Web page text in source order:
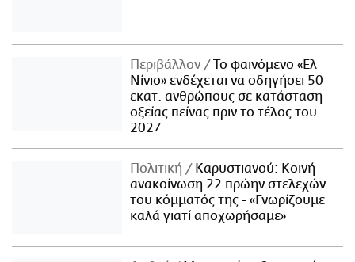
Περιβάλλον
Το φαινόμενο «Ελ
Νίνιο» ενδέχεται να οδηγήσει 50
εκατ. ανθρώπους σε κατάσταση
οξείας πείνας πριν το τέλος του
2027
Πολιτική
Καρυστιανού: Κοινή
ανακοίνωση 22 πρώην στελεχών
του κόμματός της - «Γνωρίζουμε
καλά γιατί αποχωρήσαμε»